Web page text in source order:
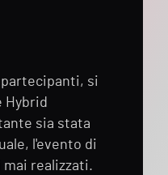
partecipanti, si
Hybrid
sia stata
l'evento di
realizzati.